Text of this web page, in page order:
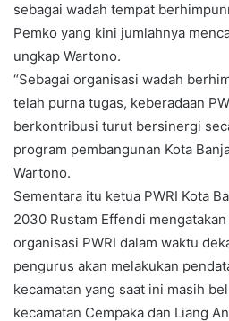
sebagai wadah tempat
Pemko yang kini jumlahnya
ungkap Wartono.
“Sebagai organisasi wadah
telah purna tugas, keberadaan
berkontribusi turut bersinergi
program pembangunan Kota
Wartono.
Sementara itu ketua PWRI Kota
2030 Rustam Effendi
organisasi PWRI dalam waktu
pengurus akan melakukan
kecamatan yang saat ini masih
kecamatan Cempaka dan Liang